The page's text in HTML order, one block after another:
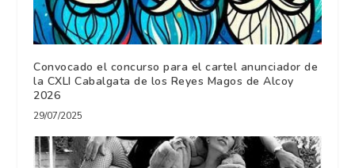
Convocado el concurso para el cartel anunciador de
la CXLI Cabalgata de los Reyes Magos de Alcoy
2026
29/07/2025